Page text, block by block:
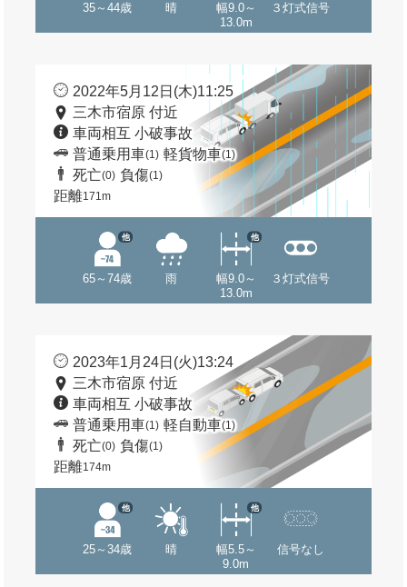
35～44歳 晴
幅9.0～
13.0m
３灯式信号
2022年5月12日(木)11:25
三木市宿原 付近
車両相互 小破事故
普通乗用車(1) 軽貨物車(1)
死亡(0) 負傷(1)
距離171m
65～74歳
他
雨
幅9.0～
13.0m
他
３灯式信号
2023年1月24日(火)13:24
三木市宿原 付近
車両相互 小破事故
普通乗用車(1) 軽自動車(1)
死亡(0) 負傷(1)
距離174m
25～34歳
他
晴
幅5.5～
9.0m
他
信号なし